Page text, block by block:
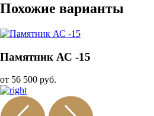
Похожие варианты
Памятник АС -15
от 56 500 руб.